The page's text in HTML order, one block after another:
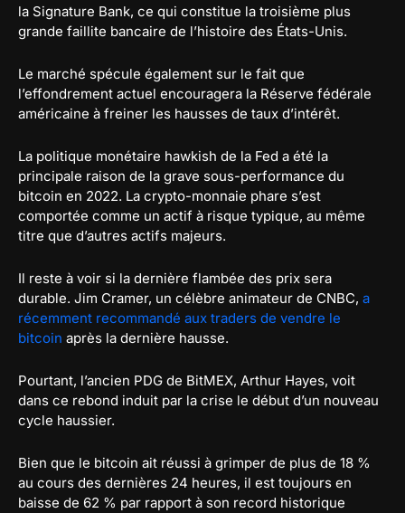
la Signature Bank, ce qui constitue la troisième plus
grande faillite bancaire de l’histoire des États-Unis.
Le marché spécule également sur le fait que
l’effondrement actuel encouragera la Réserve fédérale
américaine à freiner les hausses de taux d’intérêt.
La politique monétaire hawkish de la Fed a été la
principale raison de la grave sous-performance du
bitcoin en 2022. La crypto-monnaie phare s’est
comportée comme un actif à risque typique, au même
titre que d’autres actifs majeurs.
Il reste à voir si la dernière flambée des prix sera
durable. Jim Cramer, un célèbre animateur de CNBC, a
récemment recommandé aux traders de vendre le
bitcoin après la dernière hausse.
Pourtant, l’ancien PDG de BitMEX, Arthur Hayes, voit
dans ce rebond induit par la crise le début d’un nouveau
cycle haussier.
Bien que le bitcoin ait réussi à grimper de plus de 18 %
au cours des dernières 24 heures, il est toujours en
baisse de 62 % par rapport à son record historique